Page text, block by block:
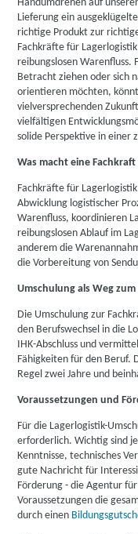
Handumdrehen auf
Lieferung ein
richtige Produkt zur
Fachkräfte für
reibungslosen Warenfluss.
Betracht ziehen oder sich
orientieren möchten,
vielversprechenden
vielfältigen
solide Perspektive in einer
Was macht eine
Fachkräfte für
Abwicklung logistischer
Warenfluss, koordinieren
reibungslosen Ablauf im
anderem die
die Vorbereitung von
Umschulung als Weg
Die Umschulung zur
den Berufswechsel in die
IHK-Abschluss und
Fähigkeiten für den Beruf.
Regel zwei Jahre und
Voraussetzungen und
Für die Lagerlogistik-
erforderlich. Wichtig sind
Kenntnisse, technisches
gute Nachricht für
Förderung - die Agentur
Voraussetzungen die
durch einen